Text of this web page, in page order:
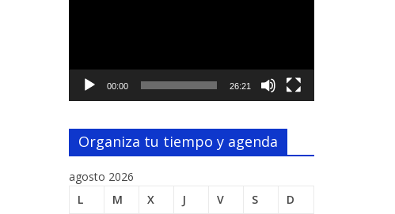
00:00 26:21
Organiza tu tiempo y agenda
agosto 2026
L
M X J V S D